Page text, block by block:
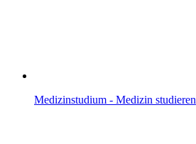
Medizinstudium - Medizin studieren